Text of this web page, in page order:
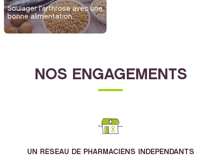
Soulager l'arthrose avec une
bonne alimentation
NOS ENGAGEMENTS
UN RESEAU DE PHARMACIENS INDEPENDANTS